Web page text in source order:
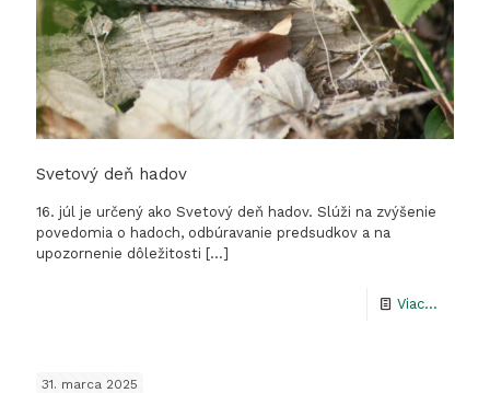
Svetový deň hadov
16. júl je určený ako Svetový deň hadov. Slúži na zvýšenie
povedomia o hadoch, odbúravanie predsudkov a na
upozornenie dôležitosti […]
Viac...
31. marca 2025